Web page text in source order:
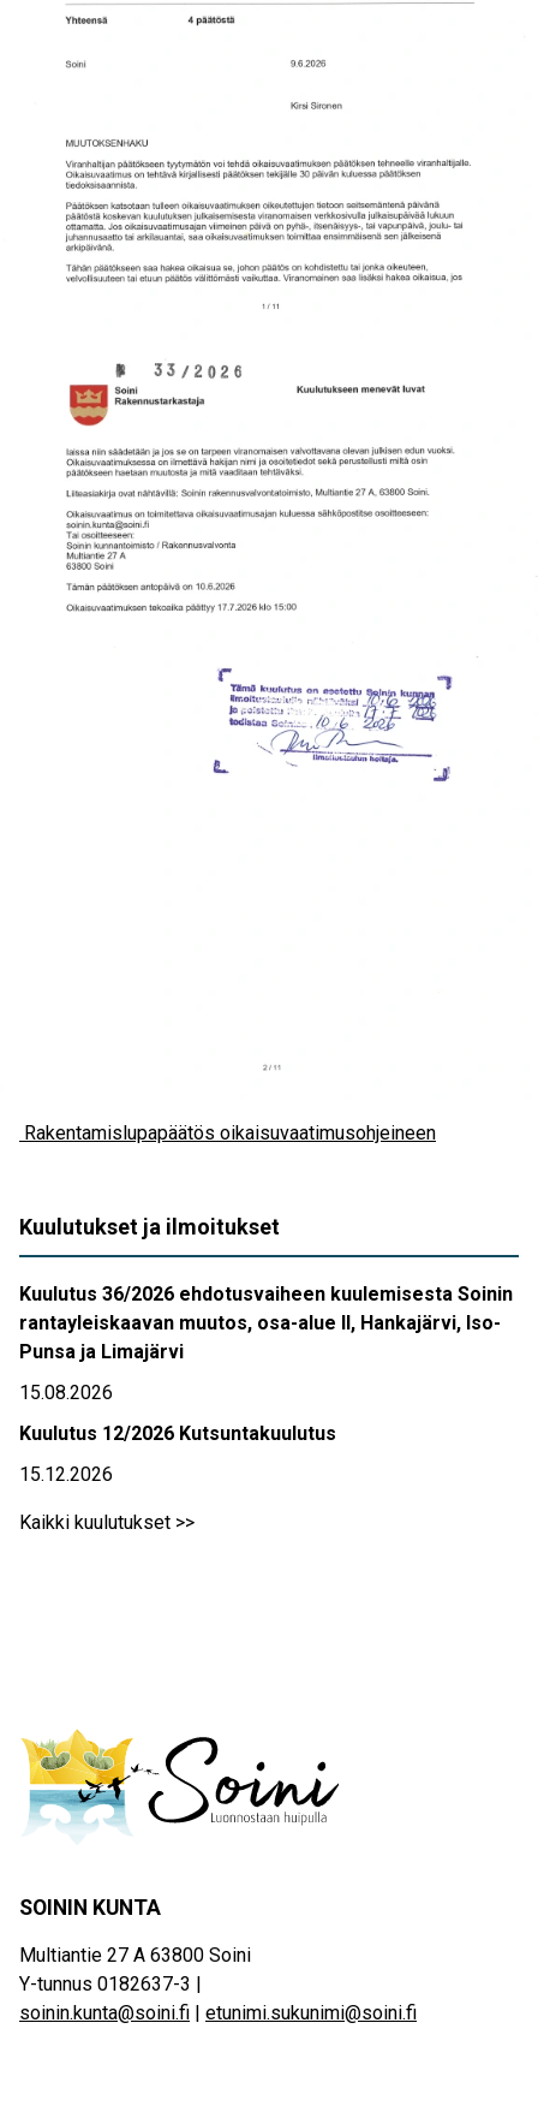
Rakentamislupapäätös oikaisuvaatimusohjeineen
Kuulutukset ja ilmoitukset
Kuulutus 36/2026 ehdotusvaiheen kuulemisesta Soinin
rantayleiskaavan muutos, osa-alue II, Hankajärvi, Iso-
Punsa ja Limajärvi
15.08.2026
Kuulutus 12/2026 Kutsuntakuulutus
15.12.2026
Kaikki kuulutukset >>
SOININ KUNTA
Multiantie 27 A 63800 Soini
Y-tunnus 0182637-3 |
soinin.kunta@soini.fi | etunimi.sukunimi@soini.fi